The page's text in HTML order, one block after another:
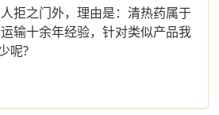
拒之门外，理由是：清热药属于
输十余年经验，针对类似产品我
呢?